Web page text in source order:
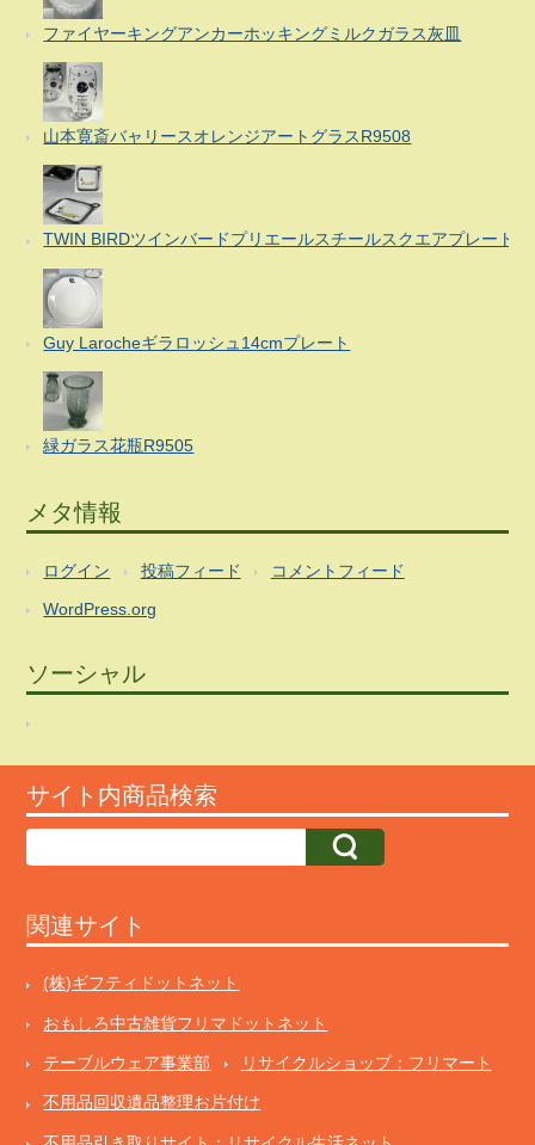
ファイヤーキングアンカーホッキングミルクガラス灰皿
山本寛斎バャリースオレンジアートグラスR9508
TWIN BIRDツインバードプリエールスチールスクエアプレート
Guy Larocheギラロッシュ14cmプレート
緑ガラス花瓶R9505
メタ情報
ログイン 投稿フィード コメントフィード
WordPress.org
ソーシャル
サイト内商品検索
関連サイト
(株)ギフティドットネット
おもしろ中古雑貨フリマドットネット
テーブルウェア事業部 リサイクルショップ：フリマート
不用品回収遺品整理お片付け